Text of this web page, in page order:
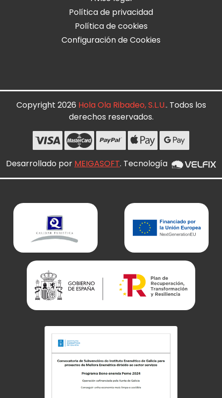
Política de privacidad
Política de cookies
Configuración de Cookies
Copyright 2026 Hola Ola Ribadeo, S.L.U.. Todos los
derechos reservados.
Desarrollado por MEIGASOFT. Tecnología